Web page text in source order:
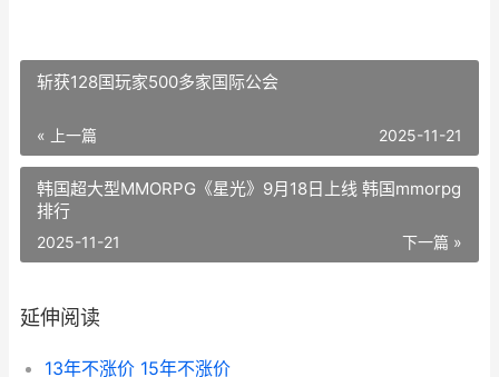
斩获128国玩家500多家国际公会
« 上一篇 2025-11-21
韩国超大型MMORPG《星光》9月18日上线 韩国mmorpg
排行
下一篇 »
2025-11-21
延伸阅读
13年不涨价 15年不涨价